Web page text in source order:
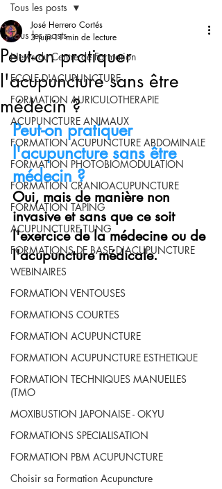
Tous les posts
News du Centre de Formation
ECOLE D'ACUPUNCTURE
FORMATION AURICULOTHERAPIE
ACUPUNCTURE ANIMAUX
FORMATION ACUPUNCTURE ABDOMINALE
FORMATION PHOTOBIOMODULATION
FORMATION CRANIOACUPUNCTURE
FORMATION TAPING
ACUPUNCTURE TUNG
FORMATIONS DE BASE D'ACUPUNCTURE
WEBINAIRES
FORMATION VENTOUSES
FORMATIONS COURTES
FORMATION ACUPUNCTURE
FORMATION ACUPUNCTURE ESTHETIQUE
FORMATION TECHNIQUES MANUELLES
(TMO
MOXIBUSTION JAPONAISE - OKYU
FORMATIONS SPECIALISATION
FORMATION PBM ACUPUNCTURE
Choisir sa Formation Acupuncture
Tous les posts
Peut-on pratiquer
l'acupuncture sans être
médecin ?
José Herrero Cortés
3 juin 11 min de lecture
Peut-on pratiquer
l'acupuncture sans être
médecin ?
Oui, mais de manière non
invasive et sans que ce soit
l'exercice de la médecine ou de
l'acupuncture médicale.